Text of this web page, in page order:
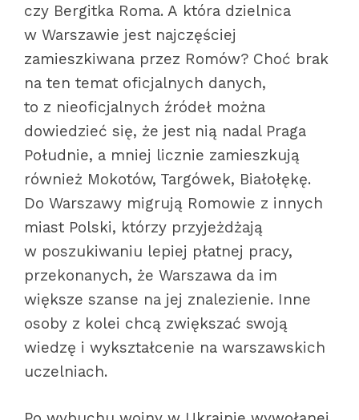
czy Bergitka Roma. A która dzielnica
w Warszawie jest najczęściej
zamieszkiwana przez Romów? Choć brak
na ten temat oficjalnych danych,
to z nieoficjalnych źródeł można
dowiedzieć się, że jest nią nadal Praga
Południe, a mniej licznie zamieszkują
również Mokotów, Targówek, Białołękę.
Do Warszawy migrują Romowie z innych
miast Polski, którzy przyjeżdżają
w poszukiwaniu lepiej płatnej pracy,
przekonanych, że Warszawa da im
większe szanse na jej znalezienie. Inne
osoby z kolei chcą zwiększać swoją
wiedzę i wykształcenie na warszawskich
uczelniach.